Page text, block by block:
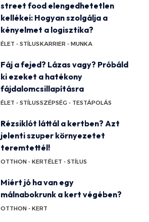
street food elengedhetetlen
kellékei: Hogyan szolgálja a
kényelmet a logisztika?
ÉLET - STÍLUSKARRIER - MUNKA
Fáj a fejed? Lázas vagy? Próbáld
ki ezeket a hatékony
fájdalomcsillapításra
ÉLET - STÍLUSSZÉPSÉG - TESTÁPOLÁS
Rézsiklót láttál a kertben? Azt
jelenti szuper környezetet
teremtettél!
OTTHON - KERTÉLET - STÍLUS
Miért jó ha van egy
málnabokrunk a kert végében?
OTTHON - KERT